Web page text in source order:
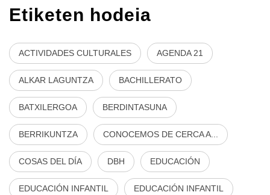
Etiketen hodeia
ACTIVIDADES CULTURALES AGENDA 21
ALKAR LAGUNTZA BACHILLERATO
BATXILERGOA BERDINTASUNA
BERRIKUNTZA CONOCEMOS DE CERCA A...
COSAS DEL DÍA DBH EDUCACIÓN
EDUCACIÓN INFANTIL EDUCACIÓN INFANTIL